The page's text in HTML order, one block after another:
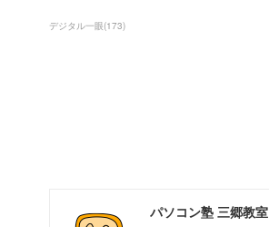
デジタル一眼(173)
パソコン塾 三郷教室